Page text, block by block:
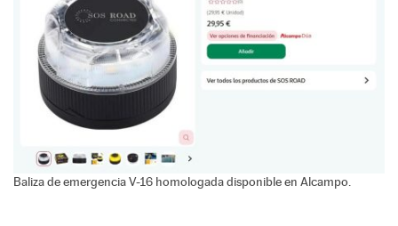
Baliza de emergencia V-16 homologada disponible en Alcampo.